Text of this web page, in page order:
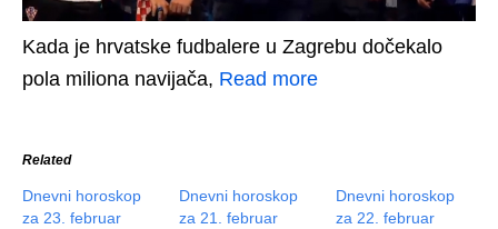
Kada je hrvatske fudbalere u Zagrebu dočekalo
pola miliona navijača, Read more
Related
Dnevni horoskop
za 23. februar
Dnevni horoskop
za 21. februar
Dnevni horoskop
za 22. februar